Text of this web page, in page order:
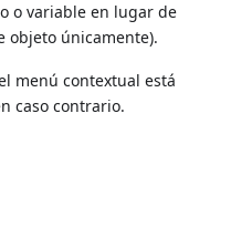
o variable en lugar de
objeto únicamente).
menú contextual está
caso contrario.